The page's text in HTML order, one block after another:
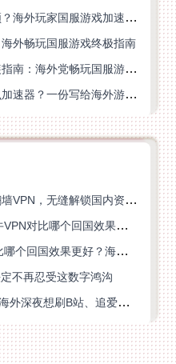
巴西怎么玩新笑傲江湖不卡顿？海外玩家国服游戏加速终极指南（附猫和老鼠一梦江湖实测）
外畅玩国服游戏终极指南
足球世界国外加速器下载安装指南：海外党畅玩国服游戏的终极解决方案
国外玩合金弹头：觉醒用什么加速器？一份写给海外游子的畅玩指南
海外党必看：如何选对回国翻墙VPN，无缝解锁国内资源？
ChickCN VPN好用吗？和海牛VPN对比哪个回国效果更好？
ChickCN VPN和当归VPN对比哪个回国效果更好？海外党亲测后选了它
不再忍受这数字鸿沟
Quickback和巨鲸好用吗？在海外深夜想刷B站、追爱奇艺的你，或许正需要这份答案